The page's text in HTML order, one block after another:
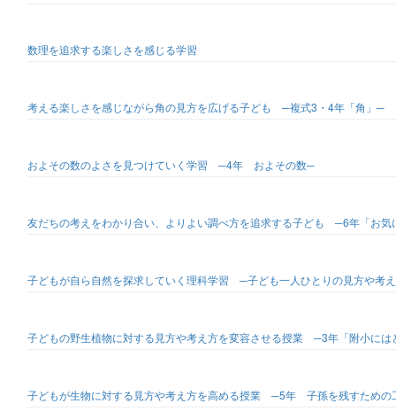
数理を追求する楽しさを感じる学習
考える楽しさを感じながら角の見方を広げる子ども ─複式3・4年「角」─
およその数のよさを見つけていく学習 ─4年 およその数─
友だちの考えをわかり合い、よりよい調べ方を追求する子ども ─6年「お
子どもが自ら自然を探求していく理科学習 ─子ども一人ひとりの見方や考
子どもの野生植物に対する見方や考え方を変容させる授業 ─3年「附小に
子どもが生物に対する見方や考え方を高める授業 ─5年 子孫を残すための